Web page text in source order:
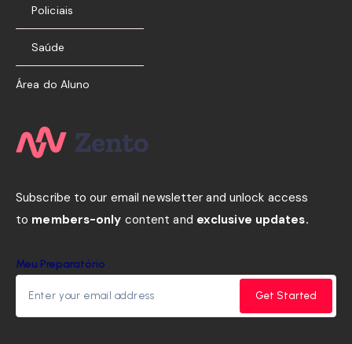
Policiais
Saúde
Área do Aluno
Subscribe to our email newsletter and unlock access
to members-only content and exclusive updates.
Meu Preparatório
Get Started